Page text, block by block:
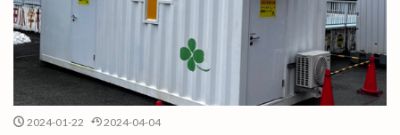
2024-01-22 2024-04-04